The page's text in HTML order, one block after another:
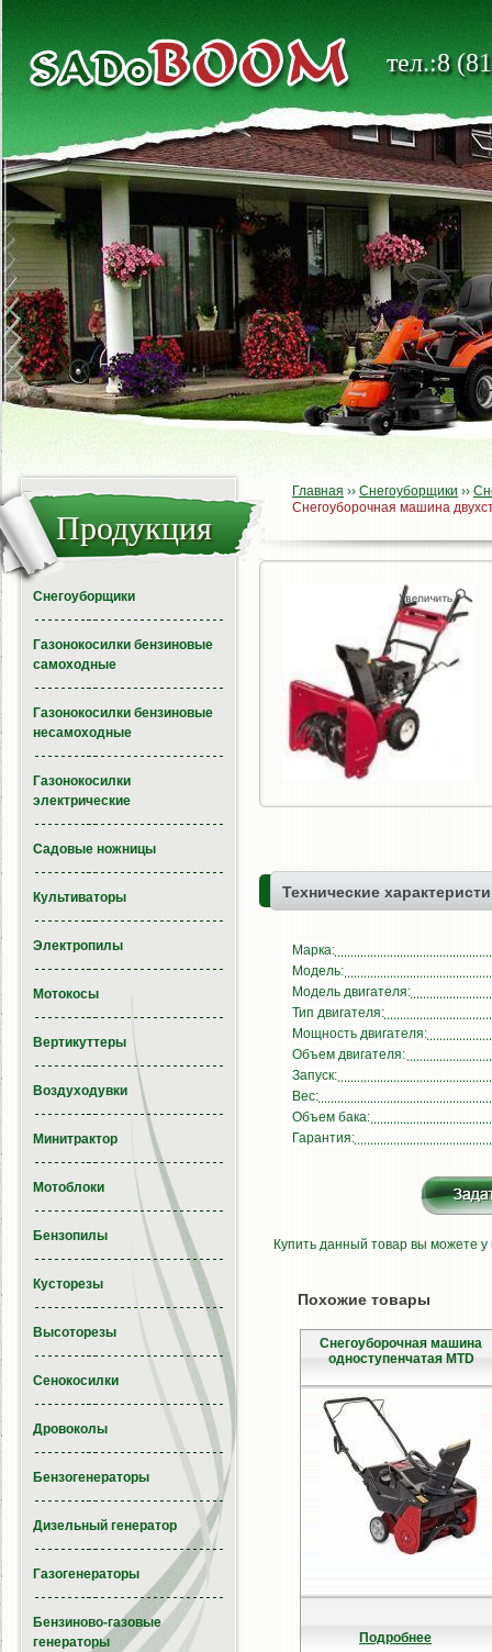
тел.:8
Главная ›› Снегоуборщики ››
Снегоуборочная машина
Технические
Марка:
Модель:
Модель двигателя:
Тип двигателя:
Мощность двигателя:
Объем двигателя:
Запуск:
Вес:
Объем бака:
Гарантия:
Купить данный товар вы можете
Похожие товары
Снегоуборочная машина
одноступенчатая MTD
Подробнее
Продукция
Снегоуборщики
Газонокосилки бензиновые
самоходные
Газонокосилки бензиновые
несамоходные
Газонокосилки
электрические
Садовые ножницы
Культиваторы
Электропилы
Мотокосы
Вертикуттеры
Воздуходувки
Минитрактор
Мотоблоки
Бензопилы
Кусторезы
Высоторезы
Сенокосилки
Дровоколы
Бензогенераторы
Дизельный генератор
Газогенераторы
Бензиново-газовые
генераторы